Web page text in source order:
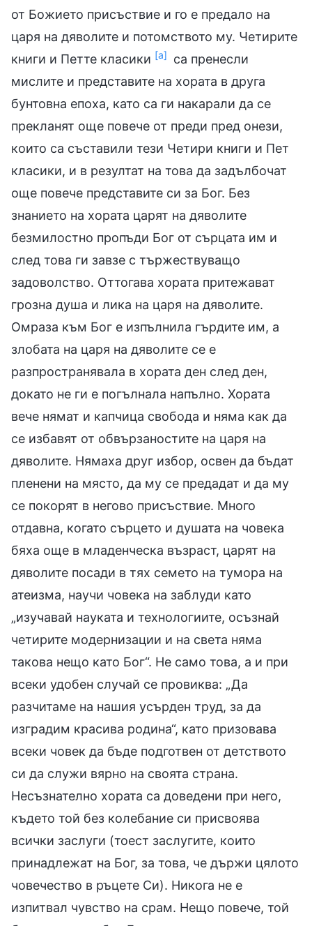
от Божието присъствие и го е предало на
царя на дяволите и потомството му. Четирите
книги и Петте класики [а]
са пренесли
мислите и представите на хората в друга
бунтовна епоха, като са ги накарали да се
прекланят още повече от преди пред онези,
които са съставили тези Четири книги и Пет
класики, и в резултат на това да задълбочат
още повече представите си за Бог. Без
знанието на хората царят на дяволите
безмилостно пропъди Бог от сърцата им и
след това ги завзе с тържествуващо
задоволство. Оттогава хората притежават
грозна душа и лика на царя на дяволите.
Омраза към Бог е изпълнила гърдите им, а
злобата на царя на дяволите се e
разпространявала в хората ден след ден,
докато не ги е погълнала напълно. Хората
вече нямат и капчица свобода и няма как да
се избавят от обвързаностите на царя на
дяволите. Нямаха друг избор, освен да бъдат
пленени на място, да му се предадат и да му
се покорят в негово присъствие. Много
отдавна, когато сърцето и душата на човека
бяха още в младенческа възраст, царят на
дяволите посади в тях семето на тумора на
атеизма, научи човека на заблуди като
„изучавай науката и технологиите, осъзнай
четирите модернизации и на света няма
такова нещо като Бог“. Не само това, а и при
всеки удобен случай се провиква: „Да
разчитаме на нашия усърден труд, за да
изградим красива родина“, като призовава
всеки човек да бъде подготвен от детството
си да служи вярно на своята страна.
Несъзнателно хората са доведени при него,
където той без колебание си присвоява
всички заслуги (тоест заслугите, които
принадлежат на Бог, за това, че държи цялото
човечество в ръцете Си). Никога не е
изпитвал чувство на срам. Нещо повече, той